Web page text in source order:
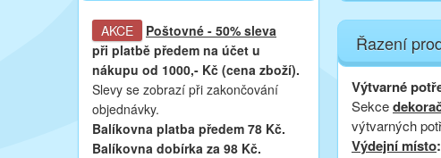
AKCE Poštovné - 50% sleva
při platbě předem na účet u
nákupu od 1000,- Kč (cena zboží).
Slevy se zobrazí při zakončování
objednávky.
Balíkovna platba předem 78 Kč.
Balíkovna dobírka za 98 Kč.
Řazení
Výtvarné
Sekce
výtvarných
Výdejní místo: